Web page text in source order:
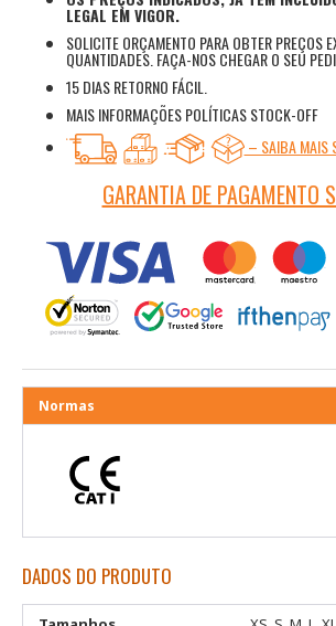
LEGAL EM VIGOR.
SOLICITE ORÇAMENTO PARA OBTER PREÇOS
QUANTIDADES. FAÇA-NOS CHEGAR O SEU
15 DIAS RETORNO FÁCIL.
MAIS INFORMAÇÕES POLÍTICAS STOCK-OFF
– SAIBA MAIS
GARANTIA DE PAGAMENTO
Normas
DADOS DO PRODUTO